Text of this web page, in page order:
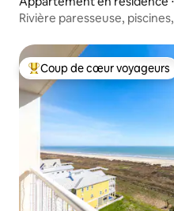
Rivière paresseuse,
Coups de cœur voyageurs
Coup de cœur voyageurs